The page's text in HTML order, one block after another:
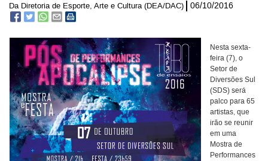
Da Diretoria de Esporte, Arte e Cultura (DEA/DAC) 06/10/2016
Nesta sexta-
feira (7), o
Setor de
Diversões Sul
(SDS) será
palco para 65
artistas, que
irão se reunir
em uma
Mostra de
Performances